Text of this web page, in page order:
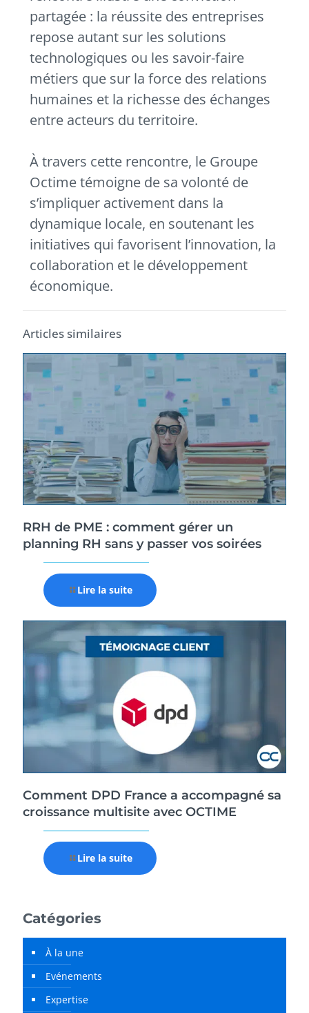
partagée : la réussite des entreprises
repose autant sur les solutions
technologiques ou les savoir-faire
métiers que sur la force des relations
humaines et la richesse des échanges
entre acteurs du territoire.
À travers cette rencontre, le Groupe
Octime témoigne de sa volonté de
s’impliquer activement dans la
dynamique locale, en soutenant les
initiatives qui favorisent l’innovation, la
collaboration et le développement
économique.
Articles similaires
RRH de PME : comment gérer un
planning RH sans y passer vos soirées
Lire la suite
Comment DPD France a accompagné sa
croissance multisite avec OCTIME
Lire la suite
Catégories
À la une
Evénements
Expertise